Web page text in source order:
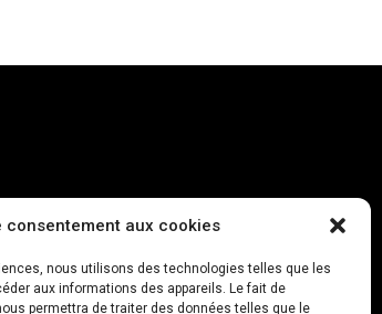
consentement aux cookies
nous utilisons des technologies telles que les
aux informations des appareils. Le fait de
permettra de traiter des données telles que le